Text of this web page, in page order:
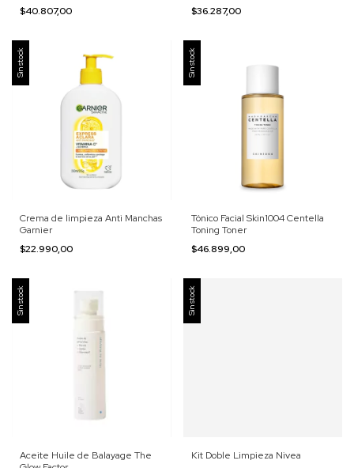
$40.807,00
$36.287,00
Sin stock
Crema de limpieza Anti Manchas
Garnier
$22.990,00
Sin stock
Tónico Facial Skin1004 Centella
Toning Toner
$46.899,00
Sin stock
Aceite Huile de Balayage The
Sin stock
Kit Doble Limpieza Nivea